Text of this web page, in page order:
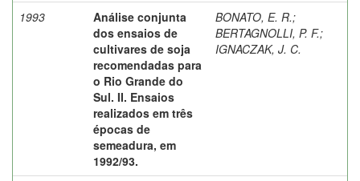
1993
Análise conjunta
dos ensaios de
cultivares de soja
recomendadas para
o Rio Grande do
Sul. II. Ensaios
realizados em três
épocas de
semeadura, em
1992/93.
BONATO, E. R.;
BERTAGNOLLI, P. F.;
IGNACZAK, J. C.